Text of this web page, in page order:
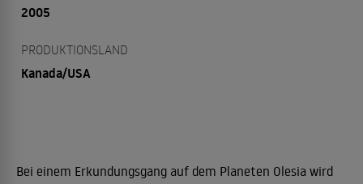
2005
PRODUKTIONSLAND
Kanada/USA
Bei einem Erkundungsgang auf dem Planeten Olesia wird